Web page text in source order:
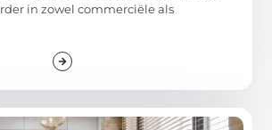
in zowel commerciële als